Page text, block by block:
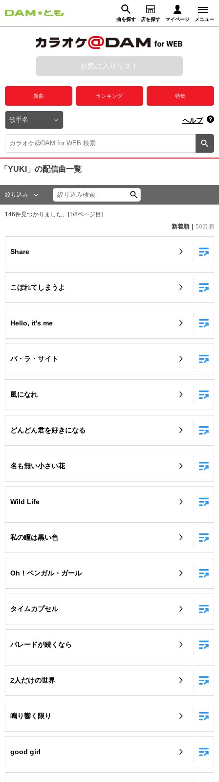
曲を探す 店を探す マイページ メニュー
動画からさがす 録音からさがす
ログイン
プレミアムサービス
DAM★とも動画
DAM★とも録音
カラオケ＠DAM
ユーザー検索
DAMの新曲・ランキングなど
自宅でカラオケ歌い放題！
お気に入りリスト
新曲 ランキング 特集
ヘルプ
「YUKI」 の配信曲一覧
絞り込み
146件見つかりました。[1 /8ページ目]
新着順
50音順
Share
こぼれてしまうよ
Hello, it's me
パ・ラ・サイト
風になれ
どんどん君を好きになる
名も無い小さい花
Wild Life
私の瞳は黒い色
Oh！ベンガル・ガール
タイムカプセル
パレードが続くなら
2人だけの世界
鳴り響く限り
good girl